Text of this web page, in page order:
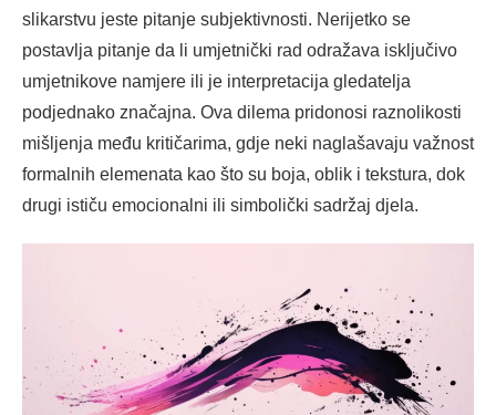
slikarstvu jeste pitanje subjektivnosti. Nerijetko se
postavlja pitanje da li umjetnički rad odražava isključivo
umjetnikove namjere ili je interpretacija gledatelja
podjednako značajna. Ova dilema pridonosi raznolikosti
mišljenja među kritičarima, gdje neki naglašavaju važnost
formalnih elemenata kao što su boja, oblik i tekstura, dok
drugi ističu emocionalni ili simbolički sadržaj djela.